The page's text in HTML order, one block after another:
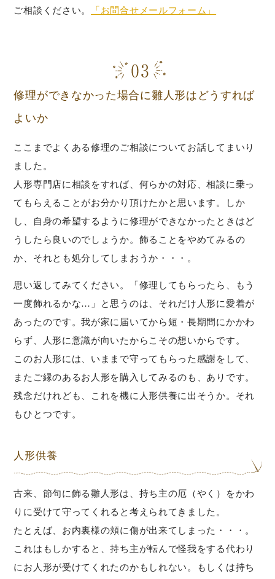
ご相談ください。
「お問合せメールフォーム」
修理ができなかった場合に雛人形はどうすれば
よいか
ここまでよくある修理のご相談についてお話してまいり
ました。
人形専門店に相談をすれば、何らかの対応、相談に乗っ
てもらえることがお分かり頂けたかと思います。しか
し、自身の希望するように修理ができなかったときはど
うしたら良いのでしょうか。飾ることをやめてみるの
か、それとも処分してしまおうか・・・。
思い返してみてください。「修理してもらったら、もう
一度飾れるかな…」と思うのは、それだけ人形に愛着が
あったのです。我が家に届いてから短・長期間にかかわ
らず、人形に意識が向いたからこその想いからです。
このお人形には、いままで守ってもらった感謝をして、
またご縁のあるお人形を購入してみるのも、ありです。
残念だけれども、これを機に人形供養に出そうか。それ
もひとつです。
人形供養
古来、節句に飾る雛人形は、持ち主の厄（やく）をかわ
りに受けて守ってくれると考えられてきました。
たとえば、お内裏様の頬に傷が出来てしまった・・・。
これはもしかすると、持ち主が転んで怪我をする代わり
にお人形が受けてくれたのかもしれない。もしくは持ち